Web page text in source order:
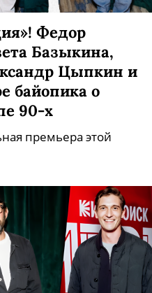
Федор
Базыкина,
Цыпкин и
байопика о
90-х
премьера этой